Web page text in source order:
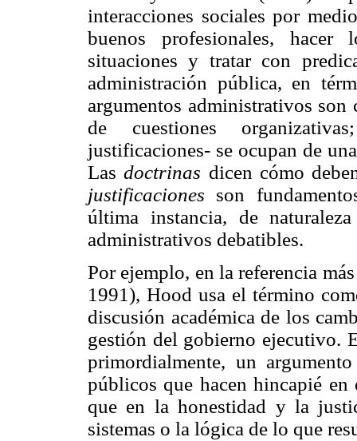
interacciones sociales por
buenos profesionales,
situaciones y tratar con
administración pública, en
argumentos administrativos son
de cuestiones
justificaciones- se ocupan de
Lasdoctrinas dicen cómo
justificaciones son
última instancia, de
administrativos debatibles.
Por ejemplo, en la referencia
1991), Hood usa el término
discusión académica de los
gestión del gobierno ejecutivo.
primordialmente, un
públicos que hacen hincapié en
que en la honestidad y la
sistemas o la lógica de lo que